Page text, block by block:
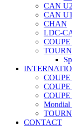
CAN
CAN
CHAN
LDC-
Mondial
CONTACT